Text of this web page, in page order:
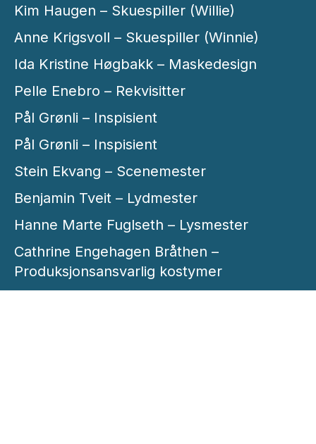
Kim Haugen – Skuespiller (Willie)
Anne Krigsvoll – Skuespiller (Winnie)
Ida Kristine Høgbakk – Maskedesign
Pelle Enebro – Rekvisitter
Pål Grønli – Inspisient
Pål Grønli – Inspisient
Stein Ekvang – Scenemester
Benjamin Tveit – Lydmester
Hanne Marte Fuglseth – Lysmester
Cathrine Engehagen Bråthen –
Produksjonsansvarlig kostymer